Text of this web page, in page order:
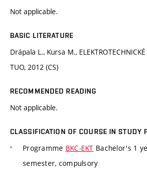
Not applicable.
BASIC LITERATURE
Drápala L., Kursa M., ELEKTROTECHNICKÉ
TUO, 2012 (CS)
RECOMMENDED READING
Not applicable.
CLASSIFICATION OF COURSE IN STUDY
Programme BKC-EKT Bachelor's 1
semester, compulsory